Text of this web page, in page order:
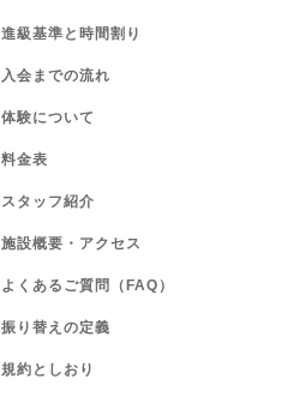
進級基準と時間割り
入会までの流れ
体験について
料金表
スタッフ紹介
施設概要・アクセス
よくあるご質問（FAQ）
振り替えの定義
規約としおり